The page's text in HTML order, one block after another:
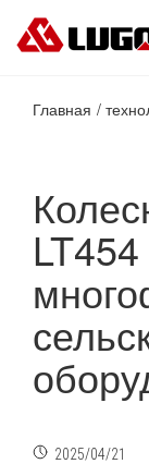
Главная
2025/04/21